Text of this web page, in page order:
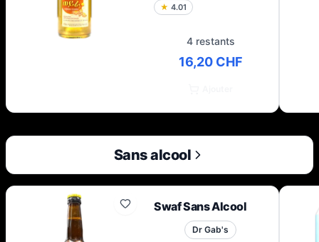
★ 4.01
4 restants
16,20 CHF
Sans alcool
Swaf Sans Alcool
Dr Gab's